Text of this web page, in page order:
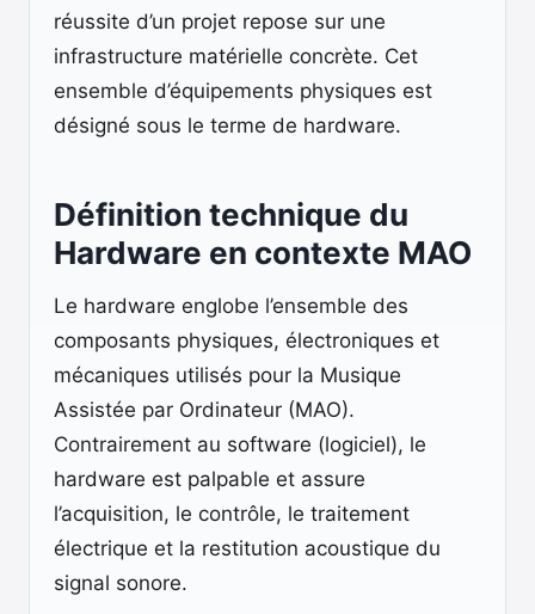
réussite d’un projet repose sur une
infrastructure matérielle concrète. Cet
ensemble d’équipements physiques est
désigné sous le terme de hardware.
Définition technique du
Hardware en contexte MAO
Le hardware englobe l’ensemble des
composants physiques, électroniques et
mécaniques utilisés pour la Musique
Assistée par Ordinateur (MAO).
Contrairement au software (logiciel), le
hardware est palpable et assure
l’acquisition, le contrôle, le traitement
électrique et la restitution acoustique du
signal sonore.